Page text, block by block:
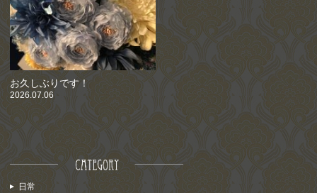
お久しぶりです！
2026.07.06
日常